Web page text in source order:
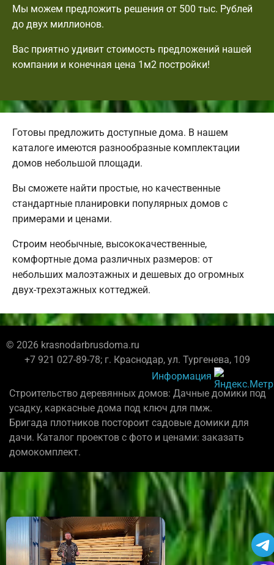
Мы можем предложить решения от 500 тыс. Рублей
до двух миллионов.
Вас приятно удивит стоимость предложений нашей
компании и конечная цена 1м2 постройки!
Готовы предложить доступные дома. В нашем
каталоге имеются разнообразные комплектации
домов небольшой площади.
Вы сможете найти простые, но качественные
стандартные планировки популярных домов с
примерами и ценами.
Строим необычные, высококачественные,
комфортные дома различных размеров: от
небольших малоэтажных и дешевых до огромных
двух-трехэтажных коттеджей.
© 2026 krasnodarbrusdoma.ru
+7 921 027-89-78; г. Краснодар, ул. Тургенева, 109
Информация
Строительство деревянных домов: Дачные домики под
усадку, каркасные дома под ключ для пмж.
Бригада плотников постороит садовые домики для
дачи. Каталог проектов с фото и ценами: заказать
домокомплект.